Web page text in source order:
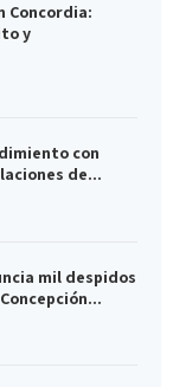
Concordia:
y
con
de...
mil despidos